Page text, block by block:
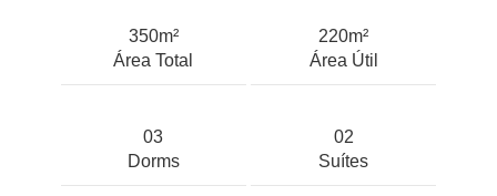
350m²
Área Total
220m²
Área Útil
03
Dorms
02
Suítes